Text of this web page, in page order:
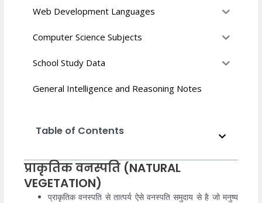
Web Development Languages
Computer Science Subjects
School Study Data
General Intelligence and Reasoning Notes
Table of Contents
प्राकृतिक वनस्पति (NATURAL
VEGETATION)
प्राकृतिक वनस्पति से तात्पर्य ऐसे वनस्पति समुदाय से है जो मनुष्य